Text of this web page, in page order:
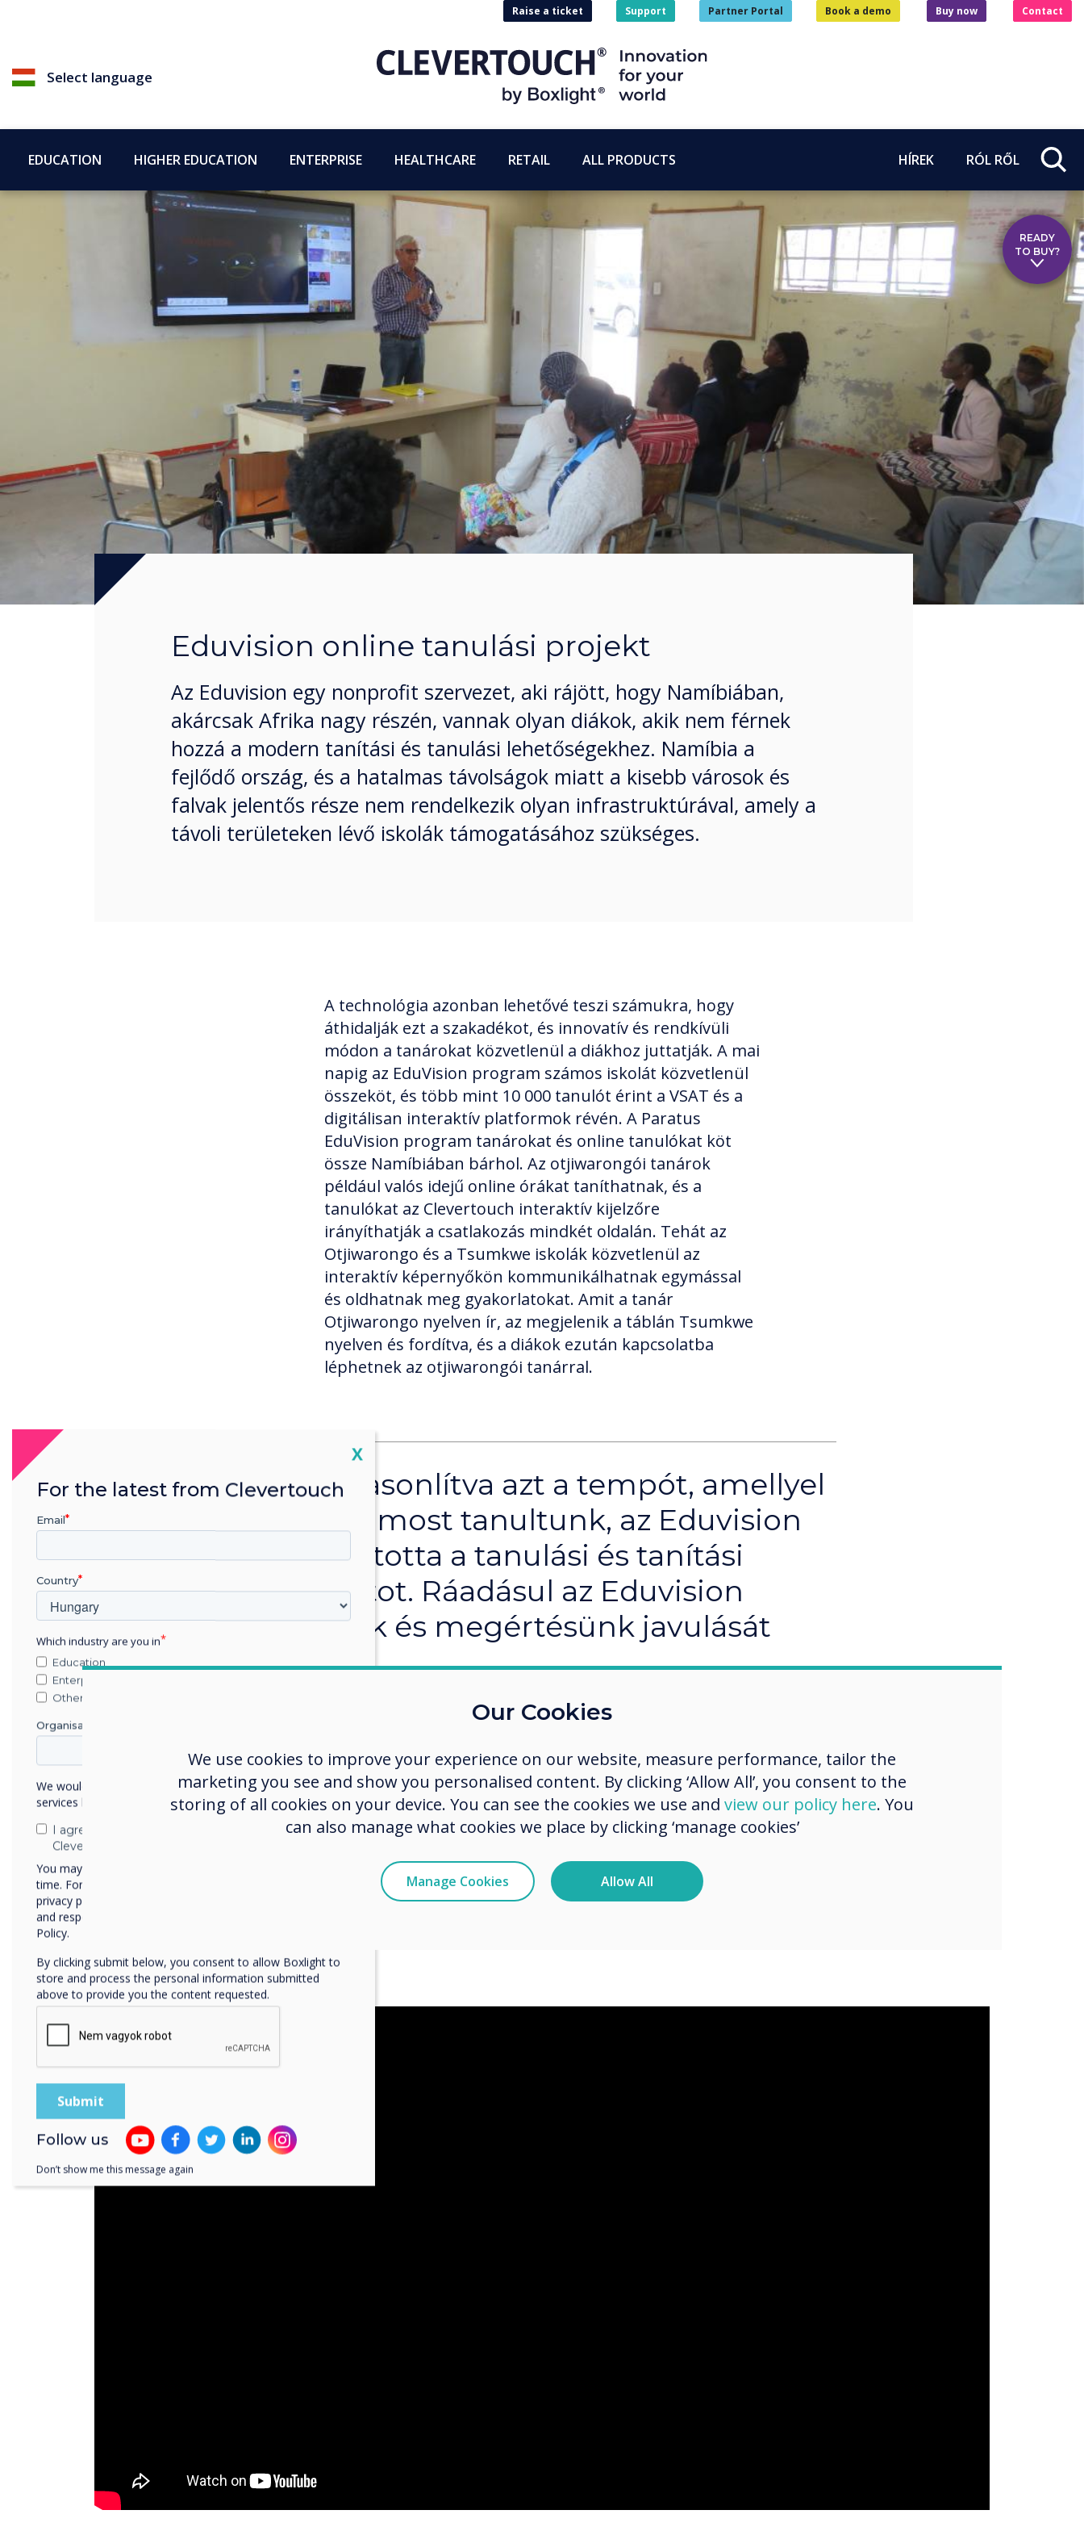
Select language
Raise a ticket Support Partner Portal Book a demo Buy now Contact
EDUCATION HIGHER EDUCATION ENTERPRISE HEALTHCARE RETAIL ALL PRODUCTS HÍREK RÓL RŐL
Eduvision online tanulási projekt
Az Eduvision egy nonprofit szervezet, aki rájött, hogy Namíbiában,
akárcsak Afrika nagy részén, vannak olyan diákok, akik nem férnek
hozzá a modern tanítási és tanulási lehetőségekhez. Namíbia a
fejlődő ország, és a hatalmas távolságok miatt a kisebb városok és
falvak jelentős része nem rendelkezik olyan infrastruktúrával, amely a
távoli területeken lévő iskolák támogatásához szükséges.
A technológia azonban lehetővé teszi számukra, hogy
áthidalják ezt a szakadékot, és innovatív és rendkívüli
módon a tanárokat közvetlenül a diákhoz juttatják. A mai
napig az EduVision program számos iskolát közvetlenül
összeköt, és több mint 10 000 tanulót érint a VSAT és a
digitálisan interaktív platformok révén. A Paratus
EduVision program tanárokat és online tanulókat köt
össze Namíbiában bárhol. Az otjiwarongói tanárok
például valós idejű online órákat taníthatnak, és a
tanulókat az Clevertouch interaktív kijelzőre
irányíthatják a csatlakozás mindkét oldalán. Tehát az
Otjiwarongo és a Tsumkwe iskolák közvetlenül az
interaktív képernyőkön kommunikálhatnak egymással
és oldhatnak meg gyakorlatokat. Amit a tanár
Otjiwarongo nyelven ír, az megjelenik a táblán Tsumkwe
nyelven és fordítva, és a diákok ezután kapcsolatba
léphetnek az otjiwarongói tanárral.
„Összehasonlítva azt a tempót, amellyel
akkor és most tanultunk, az Eduvision
felgyorsította a tanulási és tanítási
folyamatot. Ráadásul az Eduvision
tudásunk és megértésünk javulását
hozta.”
Tanuló, Waterberg Középiskola
Szponzoraik nagylelkű segítségével igyekeznek egyenlő
esélyeket biztosítani Namíbia és más afrikai országok
fiataljainak. Egy szebb jövő biztosítása mindenki számára
megfizethető áron. Arra törekszik, hogy a jövőt új és
READY
TO BUY?
Our Cookies
We use cookies to improve your experience on our website, measure performance, tailor the
marketing you see and show you personalised content. By clicking ‘Allow All’, you consent to the
storing of all cookies on your device. You can see the cookies we use and view our policy here. You
can also manage what cookies we place by clicking ‘manage cookies’
Manage Cookies Allow All
Close
X
For the latest from Clevertouch
Email
Country
Which industry are you in
Education
Enterprise
Other
Organisation Name
We would like to contact you about our products and
services by email, phone, or post.
I agree to receive communications from
Clevertouch
You may unsubscribe from these communications at any
time. For more information on how to unsubscribe, our
privacy practices, and how we are committed to protecting
and respecting your privacy, please review our Privacy
Policy.
By clicking submit below, you consent to allow Boxlight to
store and process the personal information submitted
above to provide you the content requested.
Follow us
Don’t show me this message again